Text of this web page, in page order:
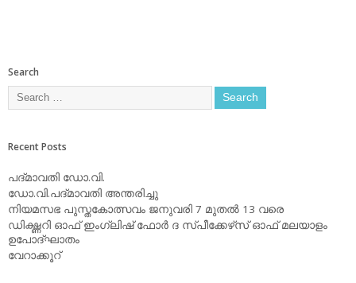
Search
Recent Posts
പദ്മാവതി ഡോ.വി.
ഡോ.വി.പദ്മാവതി അന്തരിച്ചു
നിയമസഭ പുസ്തകോത്സവം ജനുവരി 7 മുതല്‍ 13 വരെ
ഡിക്ഷ്ണറി ഓഫ് ഇംഗ്ലിഷ് ഫോര്‍ ദ സ്പീക്കേഴ്‌സ് ഓഫ് മലയാളം
ഉപോദ്ഘാതം
വേറാക്കൂറ്